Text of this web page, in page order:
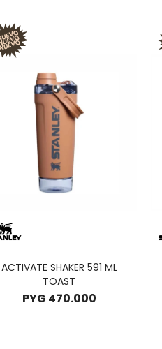
ACTIVATE SHAKER 591 ML
TOAST
PYG 470.000